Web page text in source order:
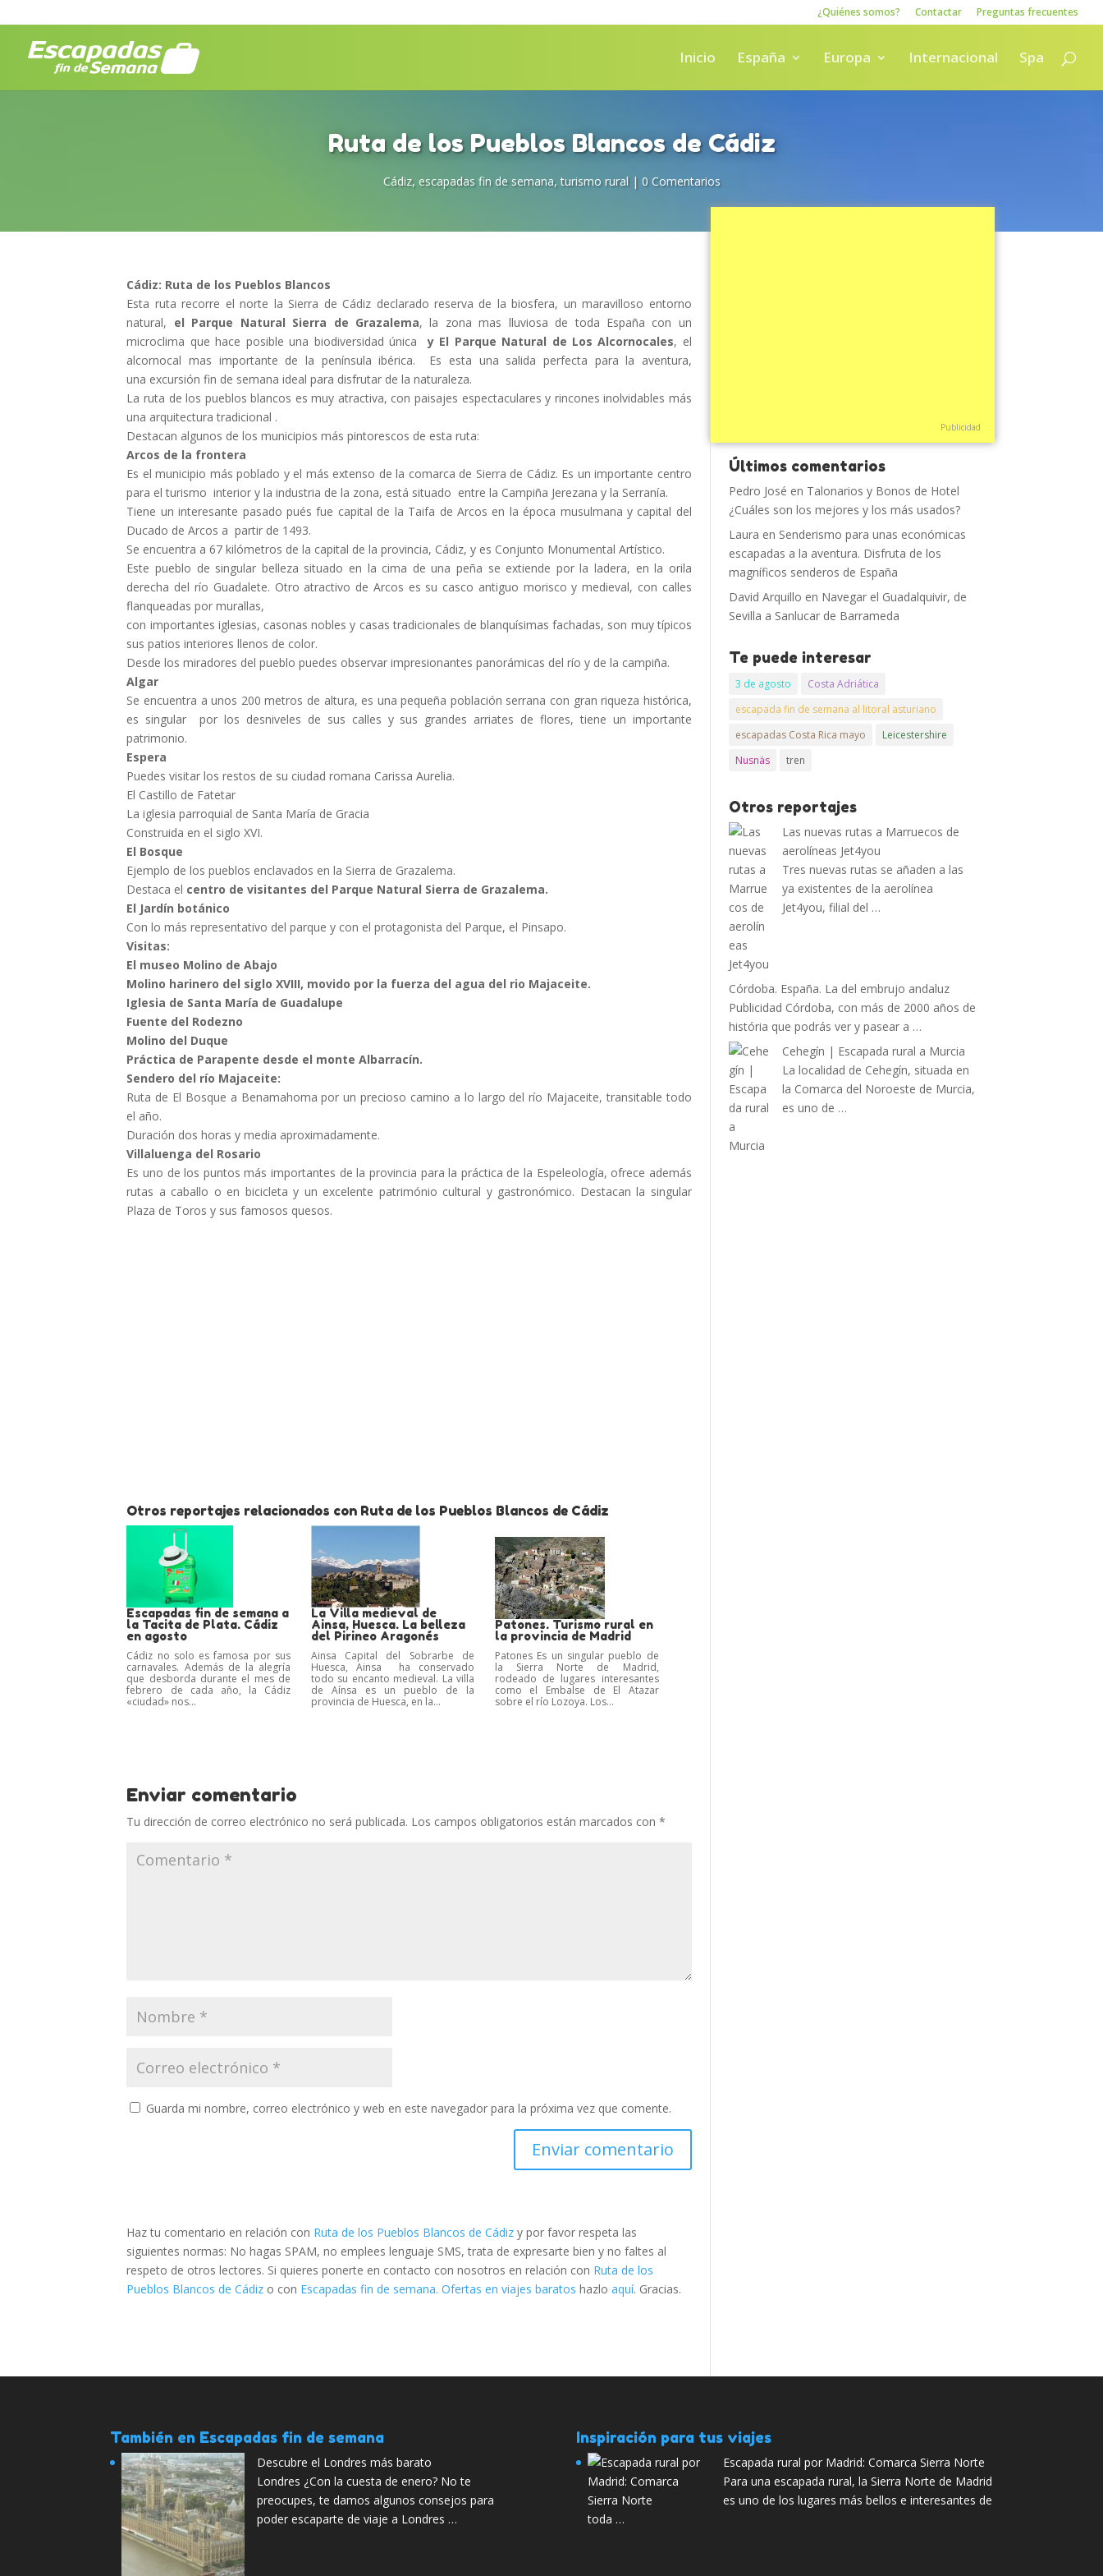
¿Quiénes somos? Contactar Preguntas frecuentes
Inicio España Europa Internacional Spa
Ruta de los Pueblos Blancos de Cádiz
Cádiz, escapadas fin de semana,turismo rural| 0 Comentarios
Cádiz: Ruta de los Pueblos Blancos
Esta ruta recorre el norte la Sierra de Cádiz declarado reserva de la biosfera, un maravilloso entorno
natural, el Parque Natural Sierra de Grazalema, la zona mas lluviosa de toda España con un
microclima que hace posible una biodiversidad únicay El Parque Natural de Los Alcornocales, el
alcornocal mas importante de la península ibérica. Es esta una salida perfecta para la aventura,
una excursión fin de semana ideal para disfrutar de la naturaleza.
La ruta de los pueblos blancos es muy atractiva, con paisajes espectaculares y rincones inolvidables más
una arquitectura tradicional .
Destacan algunos de los municipios más pintorescos de esta ruta:
Arcos de la frontera
Es el municipio más poblado y el más extenso de la comarca de Sierra de Cádiz. Es un importante centro
para el turismo interior y la industria de la zona, está situado entre la Campiña Jerezana y la Serranía.
Tiene un interesante pasado pués fue capital de la Taifa de Arcos en la época musulmana y capital del
Ducado de Arcos a partir de 1493.
Se encuentra a 67 kilómetros de la capital de la provincia, Cádiz, y es Conjunto Monumental Artístico.
Este pueblo de singular belleza situado en la cima de una peña se extiende por la ladera, en la orila
derecha del río Guadalete. Otro atractivo de Arcos es su casco antiguo morisco y medieval, con calles
flanqueadas por murallas,
con importantes iglesias, casonas nobles y casas tradicionales de blanquísimas fachadas, son muy típicos
sus patios interiores llenos de color.
Desde los miradores del pueblo puedes observar impresionantes panorámicas del río y de la campiña.
Algar
Se encuentra a unos 200 metros de altura, es una pequeña población serrana con gran riqueza histórica,
es singular por los desniveles de sus calles y sus grandes arriates de flores, tiene un importante
patrimonio.
Espera
Puedes visitar los restos de su ciudad romana Carissa Aurelia.
El Castillo de Fatetar
La iglesia parroquial de Santa María de Gracia
Construida en el siglo XVI.
El Bosque
Ejemplo de los pueblos enclavados en la Sierra de Grazalema.
Destaca el centro de visitantes del Parque Natural Sierra de Grazalema.
El Jardín botánico
Con lo más representativo del parque y con el protagonista del Parque, el Pinsapo.
Visitas:
El museo Molino de Abajo
Molino harinero del siglo XVIII, movido por la fuerza del agua del rio Majaceite.
Iglesia de Santa María de Guadalupe
Fuente del Rodezno
Molino del Duque
Práctica de Parapente desde el monte Albarracín.
Sendero del río Majaceite:
Ruta de El Bosque a Benamahoma por un precioso camino a lo largo del río Majaceite, transitable todo
el año.
Duración dos horas y media aproximadamente.
Villaluenga del Rosario
Es uno de los puntos más importantes de la provincia para la práctica de la Espeleología, ofrece además
rutas a caballo o en bicicleta y un excelente património cultural y gastronómico. Destacan la singular
Plaza de Toros y sus famosos quesos.
Otros reportajes relacionados con Ruta de los Pueblos Blancos de Cádiz
Escapadas fin de semana a
la Tacita de Plata. Cádiz
en agosto
Cádiz no solo es famosa por sus
carnavales. Además de la alegría
que desborda durante el mes de
febrero de cada año, la Cádiz
«ciudad» nos...
La Villa medieval de
Ainsa, Huesca. La belleza
del Pirineo Aragonés
Ainsa Capital del Sobrarbe de
Huesca, Ainsa ha conservado
todo su encanto medieval. La villa
de Aínsa es un pueblo de la
provincia de Huesca, en la...
Patones. Turismo rural en
la provincia de Madrid
Patones Es un singular pueblo de
la Sierra Norte de Madrid,
rodeado de lugares interesantes
como el Embalse de El Atazar
sobre el río Lozoya. Los...
Enviar comentario
Tu dirección de correo electrónico no será publicada. Los campos obligatorios están marcados con*
Guarda mi nombre, correo electrónico y web en este navegador para la próxima vez que comente.
Haz tu comentario en relación con Ruta de los Pueblos Blancos de Cádiz y por favor respeta las
siguientes normas: No hagas SPAM, no emplees lenguaje SMS, trata de expresarte bien y no faltes al
respeto de otros lectores. Si quieres ponerte en contacto con nosotros en relación con Ruta de los
Pueblos Blancos de Cádiz o con Escapadas fin de semana. Ofertas en viajes baratos hazloaquí. Gracias.
Publicidad
Últimos comentarios
Pedro José en Talonarios y Bonos de Hotel
¿Cuáles son los mejores y los más usados?
Laura en Senderismo para unas económicas
escapadas a la aventura. Disfruta de los
magníficos senderos de España
David Arquillo en Navegar el Guadalquivir, de
Sevilla a Sanlucar de Barrameda
Te puede interesar
3 de agosto
Costa Adriática
escapada fin de semana al litoral asturiano
escapadas Costa Rica mayo
Leicestershire
Nusnäs
tren
Otros reportajes
Las nuevas rutas a Marruecos de
aerolíneas Jet4you
Tres nuevas rutas se añaden a las
ya existentes de la aerolínea
Jet4you, filial del …
Córdoba. España. La del embrujo andaluz
Publicidad Córdoba, con más de 2000 años de
história que podrás ver y pasear a …
Cehegín | Escapada rural a Murcia
La localidad de Cehegín, situada en
la Comarca del Noroeste de Murcia,
es uno de …
También en Escapadas fin de semana
Descubre el Londres más barato
Londres ¿Con la cuesta de enero? No te
preocupes, te damos algunos consejos para
poder escaparte de viaje a Londres …
Inspiración para tus viajes
Escapada rural por Madrid: Comarca Sierra Norte
Para una escapada rural, la Sierra Norte de Madrid
es uno de los lugares más bellos e interesantes de
toda …